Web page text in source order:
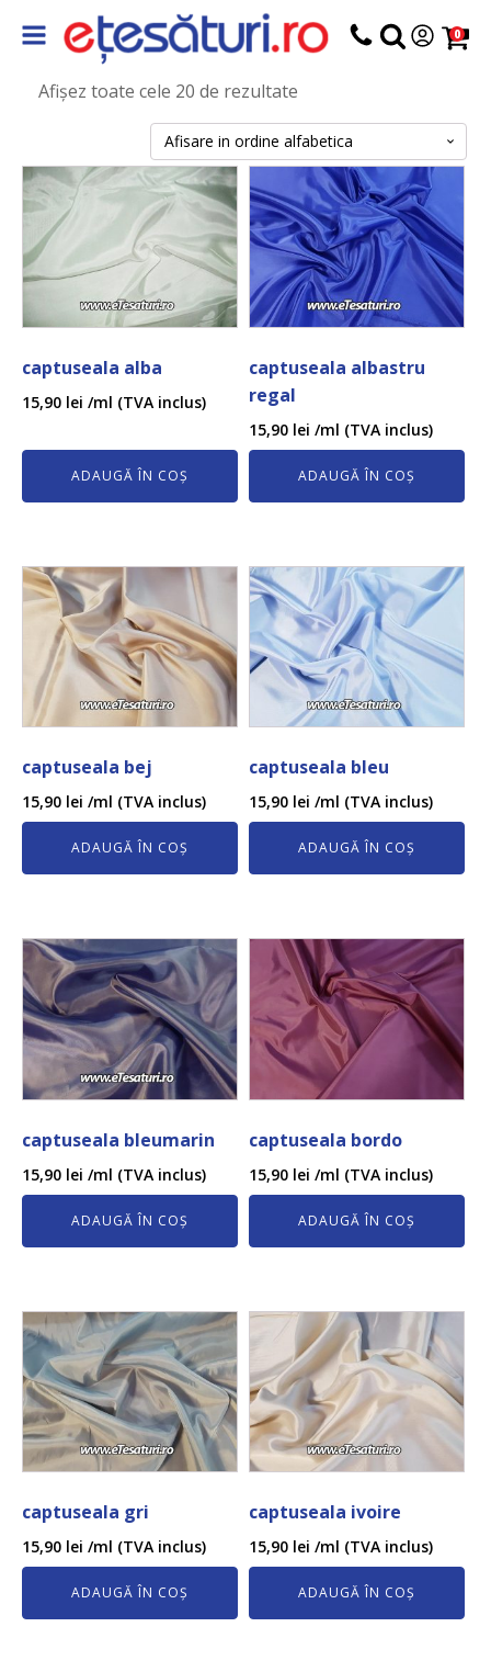
0
Afișez toate cele 20 de rezultate
captuseala alba
15,90 lei /ml (TVA inclus)
ADAUGĂ ÎN COȘ
captuseala albastru
regal
15,90 lei /ml (TVA inclus)
ADAUGĂ ÎN COȘ
captuseala bej
15,90 lei /ml (TVA inclus)
ADAUGĂ ÎN COȘ
captuseala bleu
15,90 lei /ml (TVA inclus)
ADAUGĂ ÎN COȘ
captuseala bleumarin
15,90 lei /ml (TVA inclus)
ADAUGĂ ÎN COȘ
captuseala bordo
15,90 lei /ml (TVA inclus)
ADAUGĂ ÎN COȘ
captuseala gri
15,90 lei /ml (TVA inclus)
ADAUGĂ ÎN COȘ
captuseala ivoire
15,90 lei /ml (TVA inclus)
ADAUGĂ ÎN COȘ